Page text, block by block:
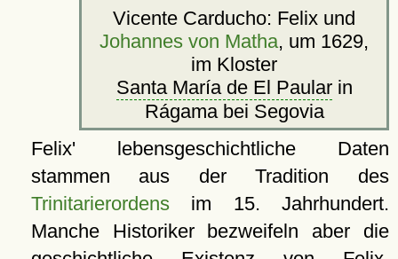
Vicente Carducho: Felix und
Johannes von Matha, um 1629,
im Kloster
Santa María de El Paularin
Rágama bei Segovia
Felix' lebensgeschichtliche Daten
stammen aus der Tradition des
Trinitarierordensim 15. Jahrhundert.
Manche Historiker bezweifeln aber die